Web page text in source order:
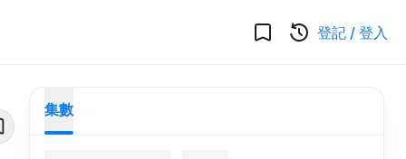
登記 / 登入
集數